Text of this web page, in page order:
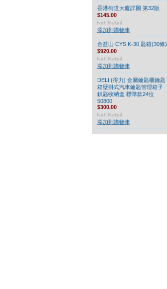
香港街道大廈詳圖 第32版
$145.00
添加到購物車
金益山 CYS K-30 匙箱(30條)
$920.00
添加到購物車
DELI (得力) 金屬鑰匙櫃鑰匙
箱壁掛式汽車鑰匙管理箱子
鎖匙收納盒 標準款24位
50800
$300.00
添加到購物車